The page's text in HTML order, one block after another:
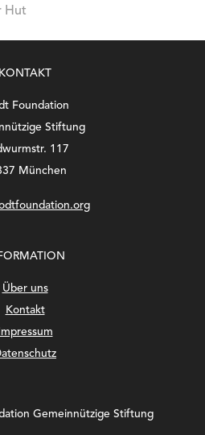
Hut
KONTAKT
Foundation
Stiftung
117
München
Über uns
Kontakt
Impressum
Gemeinnützige Stiftung